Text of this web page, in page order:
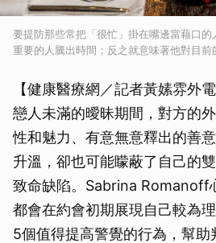
要提防那些常把「很忙」掛在嘴邊當藉口
重要的人騰出時間；反之就意味著他對目前
【健康醫療網／記者黃嫊雰外
戀人未滿的曖昧期間，對方的
性和魅力、有意無意釋出的善
升溫，卻也可能矇蔽了自己的
致命缺陷。Sabrina Romanoff
都會在約會初期展現自己較為
5個值得提高警覺的行為，幫助